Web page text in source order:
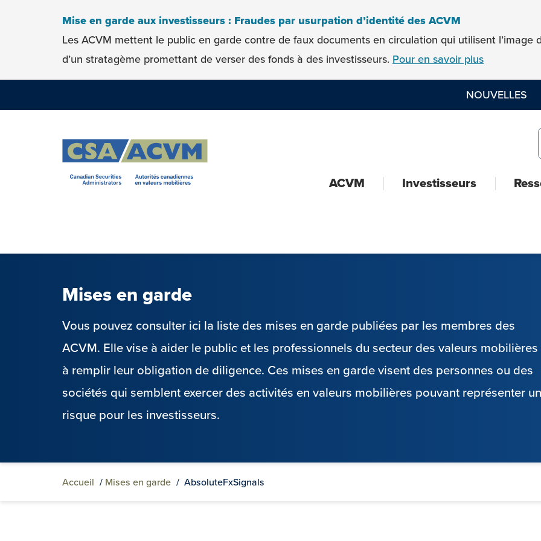
Skip to contentMise en garde aux investisseurs : Fraudes par usurpation d’identité des ACVM
Les ACVM mettent le public en garde contre de faux documents en circulation qui utilisent l’image
d’un stratagème promettant de verser des fonds à des investisseurs. Pour en savoir plus
NOUVELLES
ACVM Investisseurs
Mises en garde
Vous pouvez consulter ici la liste des mises en garde publiées par les membres des
ACVM. Elle vise à aider le public et les professionnels du secteur des valeurs mobilières
à remplir leur obligation de diligence. Ces mises en garde visent des personnes ou des
sociétés qui semblent exercer des activités en valeurs mobilières pouvant représenter un
risque pour les investisseurs.
Accueil / Mises en garde / AbsoluteFxSignals